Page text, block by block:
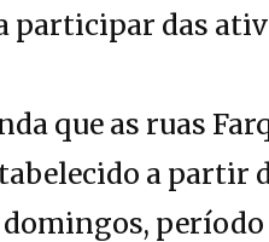
das
que as ruas
a partir
período